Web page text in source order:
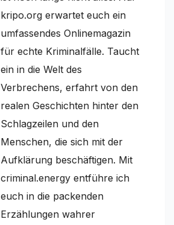
kripo.org erwartet euch ein
umfassendes Onlinemagazin
für echte Kriminalfälle. Taucht
ein in die Welt des
Verbrechens, erfahrt von den
realen Geschichten hinter den
Schlagzeilen und den
Menschen, die sich mit der
Aufklärung beschäftigen. Mit
criminal.energy entführe ich
euch in die packenden
Erzählungen wahrer